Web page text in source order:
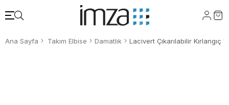
Ana Sayfa Takım Elbise Damatlık